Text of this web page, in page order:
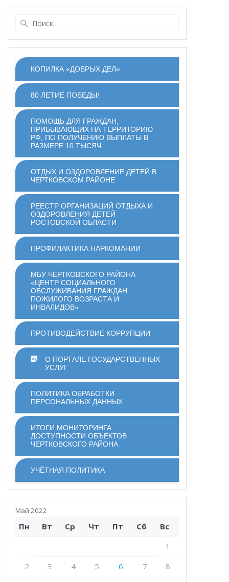
КОПИЛКА «ДОБРЫХ ДЕЛ»
80 ЛЕТИЕ ПОБЕДЫ!
ПОМОЩЬ ДЛЯ ГРАЖДАН,
ПРИБЫВАЮЩИХ НА ТЕРРИТОРИЮ
РФ, ПО ПОЛУЧЕНИЮ ВЫПЛАТЫ В
РАЗМЕРЕ 10 ТЫСЯЧ
ОТДЫХ И ОЗДОРОВЛЕНИЕ ДЕТЕЙ В
ЧЕРТКОВСКОМ РАЙОНЕ
РЕЕСТР ОРГАНИЗАЦИЙ ОТДЫХА И
ОЗДОРОВЛЕНИЯ ДЕТЕЙ
РОСТОВСКОЙ ОБЛАСТИ
ПРОФИЛАКТИКА НАРКОМАНИИ
МБУ ЧЕРТКОВСКОГО РАЙОНА
«ЦЕНТР СОЦИАЛЬНОГО
ОБСЛУЖИВАНИЯ ГРАЖДАН
ПОЖИЛОГО ВОЗРАСТА И
ИНВАЛИДОВ»
ПРОТИВОДЕЙСТВИЕ КОРРУПЦИИ
О ПОРТАЛЕ ГОСУДАРСТВЕННЫХ
УСЛУГ
ПОЛИТИКА ОБРАБОТКИ
ПЕРСОНАЛЬНЫХ ДАННЫХ
ИТОГИ МОНИТОРИНГА
ДОСТУПНОСТИ ОБЪЕКТОВ
ЧЕРТКОВСКОГО РАЙОНА
УЧЁТНАЯ ПОЛИТИКА
Май 2022
Пн Вт Ср Чт Пт Сб
Вс
1
2
3 4 5 6 7
8